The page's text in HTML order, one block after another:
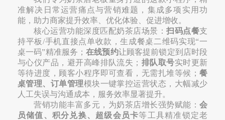
准解决日常运营痛点与营销难题，集成多项实用功
能，助力商家提升效率、优化体验、促进增收。
核心运营功能深度匹配奶茶店场景： 扫码点餐支
持平板/手机直接点单收款，生成餐桌二维码实现“一
桌一码”精准服务；在线预约让顾客提前锁定到店时段
与心仪产品，避开高峰排队流失； 排队取号实时更新
等待进度，顾客小程序即可查看，无需扎堆等候； 餐
桌管理、订单管理模块一键掌控运营状态，大幅减少
人工失误与沟通成本，服务效率显著提升。
营销功能丰富多元，为奶茶店增长强势赋能： 会
员储值、积分兑换、超级会员卡等工具精准锁定老